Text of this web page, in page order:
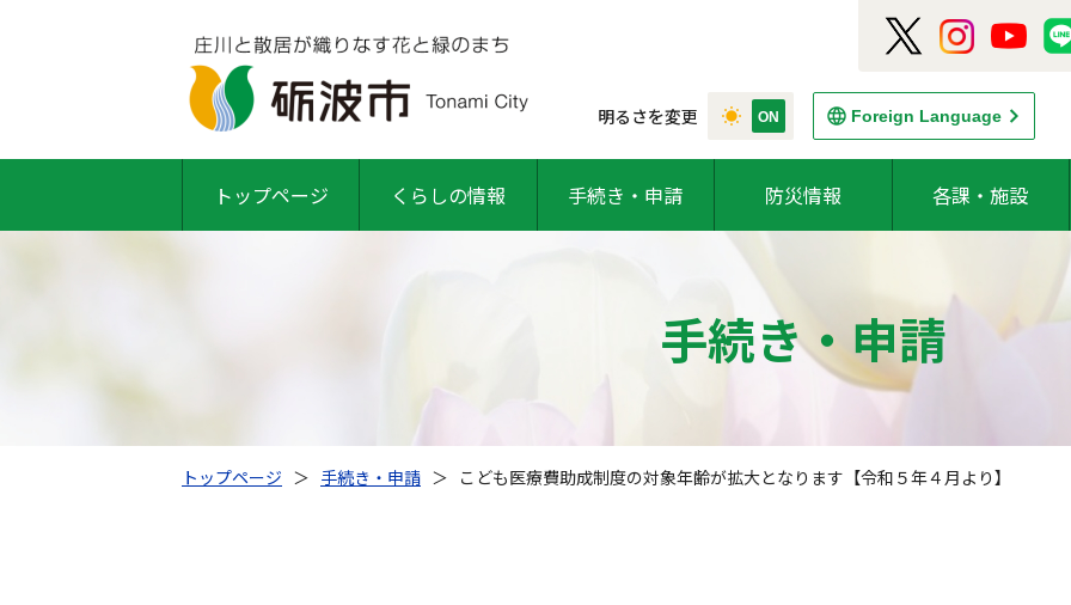
明るさを変更 Foreign Language
トップページ くらしの情報 手続き・申請 防災情報 各課・施設
手続き・申請
トップページ ＞ 手続き・申請 ＞ こども医療費助成制度の対象年齢が拡大となります【令和５年４月より】